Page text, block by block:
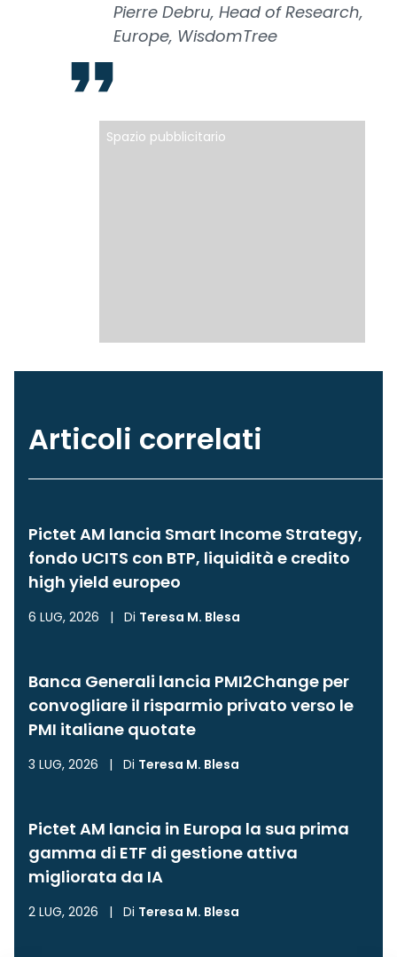
Pierre Debru, Head of Research,
Europe, WisdomTree
Spazio pubblicitario
Articoli correlati
Pictet AM lancia Smart Income Strategy,
fondo UCITS con BTP, liquidità e credito
high yield europeo
6 LUG, 2026 | Di Teresa M. Blesa
Banca Generali lancia PMI2Change per
convogliare il risparmio privato verso le
PMI italiane quotate
3 LUG, 2026 | Di Teresa M. Blesa
Pictet AM lancia in Europa la sua prima
gamma di ETF di gestione attiva
migliorata da IA
2 LUG, 2026 | Di Teresa M. Blesa